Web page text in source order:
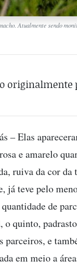
Atualmente sendo
originalmente
– Elas
e amarelo
ruiva da cor
já teve pelo
de
o quinto,
e
em meio a